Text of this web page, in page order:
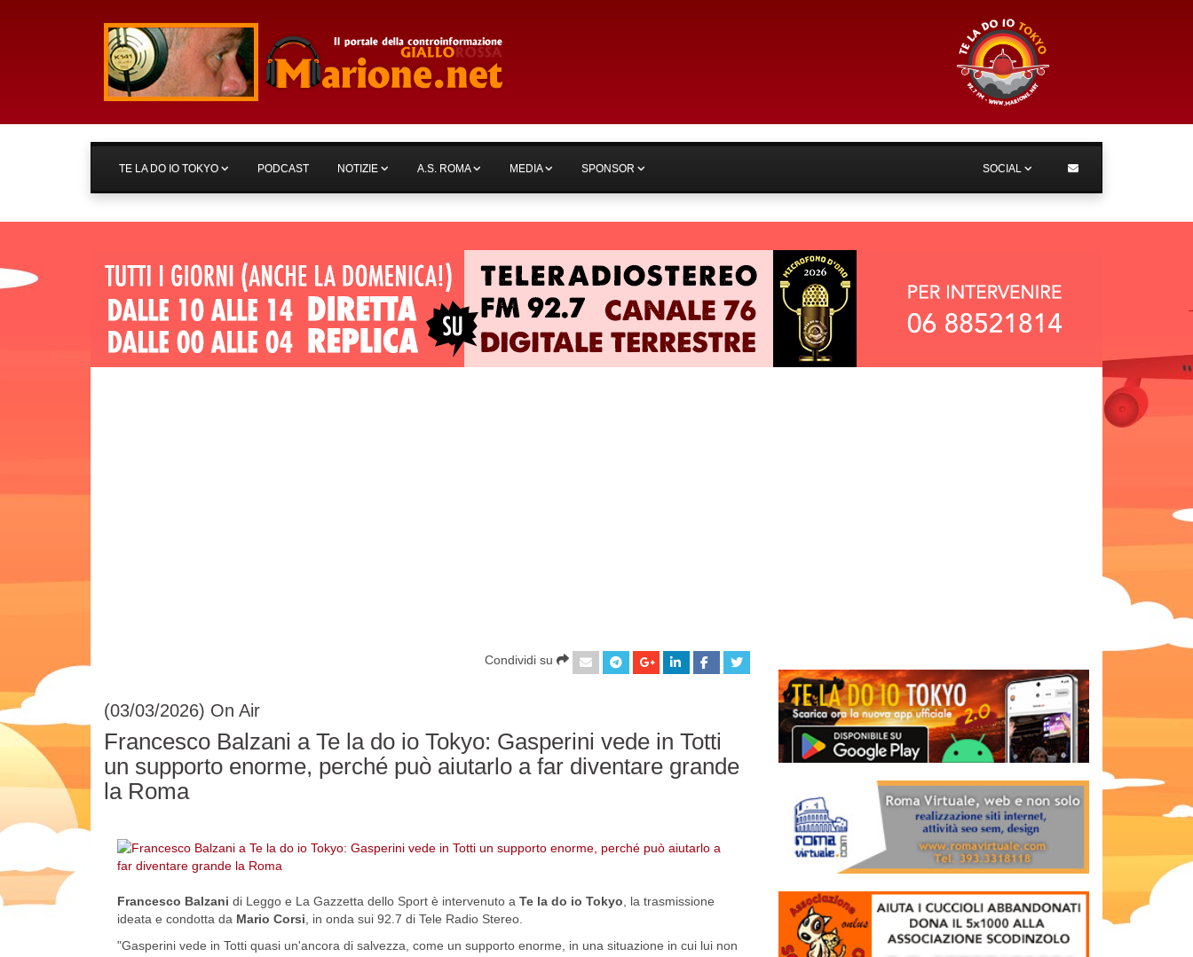
TE LA DO IO TOKYO PODCAST NOTIZIE A.S. ROMA MEDIA SPONSOR SOCIAL
Condividi su
(03/03/2026) On Air
Francesco Balzani a Te la do io Tokyo: Gasperini vede in Totti
un supporto enorme, perché può aiutarlo a far diventare grande
la Roma
Francesco Balzani di Leggo e La Gazzetta dello Sport è intervenuto a Te la do io Tokyo , la trasmissione
ideata e condotta da Mario Corsi , in onda sui 92.7 di Tele Radio Stereo.
"Gasperini vede in Totti quasi un'ancora di salvezza, come un supporto enorme, in una situazione in cui lui non